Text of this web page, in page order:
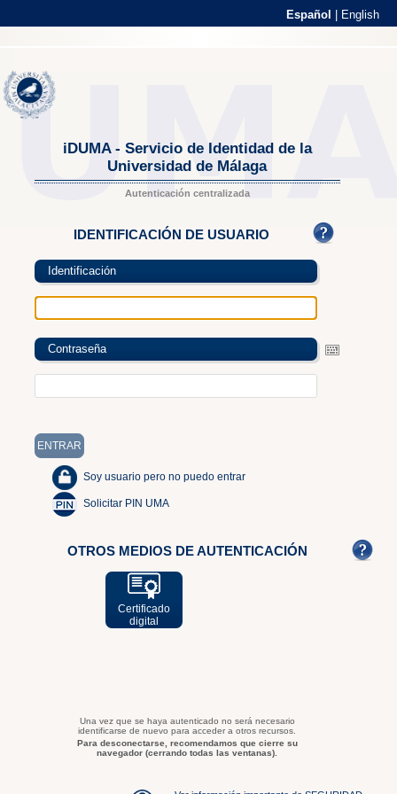
Español English
iDUMA - Servicio de Identidad de la
Universidad de Málaga
Autenticación centralizada
IDENTIFICACIÓN DE USUARIO
Identificación
Contraseña
Soy usuario pero no puedo entrar
Solicitar PIN UMA
OTROS MEDIOS DE AUTENTICACIÓN
Certificado
digital
Una vez que se haya autenticado no será necesario
identificarse de nuevo para acceder a otros recursos.
Para desconectarse, recomendamos que cierre su
navegador (cerrando todas las ventanas).